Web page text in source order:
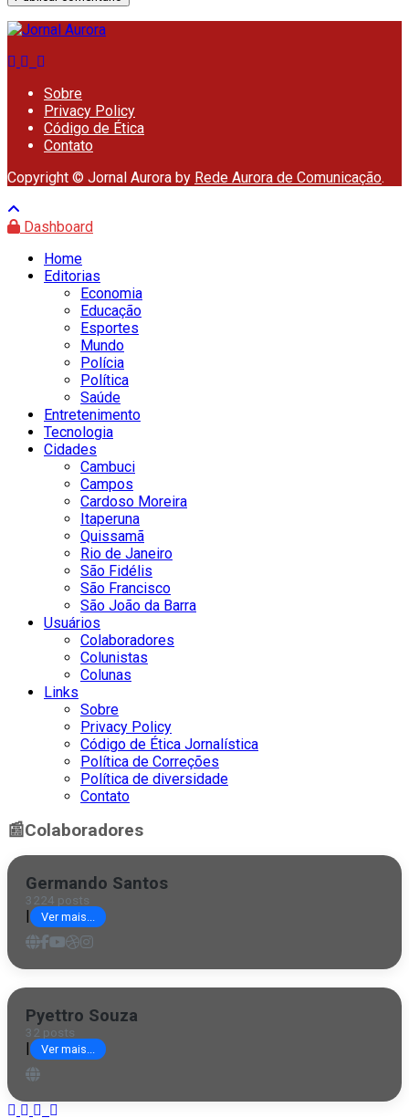
Sobre
Privacy Policy
Código de Ética
Contato
Copyright © Jornal Aurora by Rede Aurora de Comunicação.
Dashboard
Home
Editorias
Economia
Educação
Esportes
Mundo
Polícia
Política
Saúde
Entretenimento
Tecnologia
Cidades
Cambuci
Campos
Cardoso Moreira
Itaperuna
Quissamã
Rio de Janeiro
São Fidélis
São Francisco
São João da Barra
Usuários
Colaboradores
Colunistas
Colunas
Links
Sobre
Privacy Policy
Código de Ética Jornalística
Política de Correções
Política de diversidade
Contato
📰Colaboradores
Germando Santos
3224 posts
| Ver mais...
Pyettro Souza
32 posts
| Ver mais...